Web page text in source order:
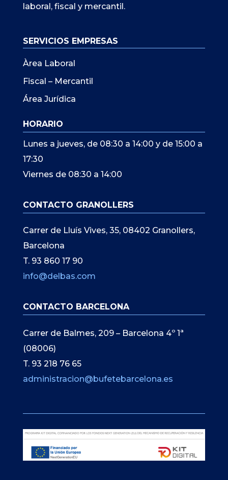
laboral, fiscal y mercantil.
SERVICIOS EMPRESAS
Àrea Laboral
Fiscal – Mercantil
Área Jurídica
HORARIO
Lunes a jueves, de 08:30 a 14:00 y de 15:00 a
17:30
Viernes de 08:30 a 14:00
CONTACTO GRANOLLERS
Carrer de Lluís Vives, 35, 08402 Granollers,
Barcelona
T. 93 860 17 90
info@delbas.com
CONTACTO BARCELONA
Carrer de Balmes, 209 – Barcelona 4º 1ª
(08006)
T. 93 218 76 65
administracion@bufetebarcelona.es